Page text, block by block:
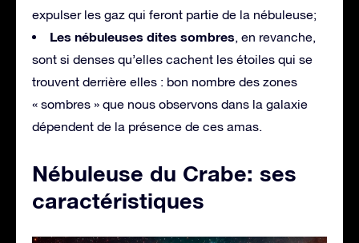
expulser les gaz qui feront partie de la nébuleuse;
Les nébuleuses dites sombres, en revanche,
sont si denses qu’elles cachent les étoiles qui se
trouvent derrière elles : bon nombre des zones
« sombres » que nous observons dans la galaxie
dépendent de la présence de ces amas.
Nébuleuse du Crabe: ses
caractéristiques